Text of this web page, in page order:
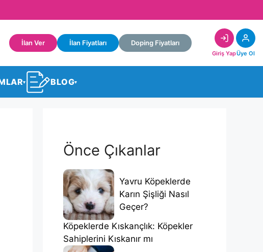
İlan Ver İlan Fiyatları Doping Fiyatları
Giriş YapÜye Ol
▾ BLOG▾
Önce Çıkanlar
Yavru Köpeklerde
Karın Şişliği Nasıl
Geçer?
Köpeklerde Kıskançlık: Köpekler
Sahiplerini Kıskanır mı